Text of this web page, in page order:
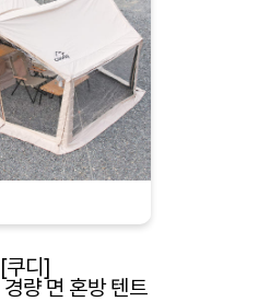
[쿠디]
량 면 혼방 텐트